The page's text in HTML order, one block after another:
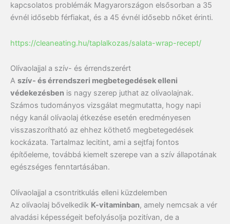
kapcsolatos problémák Magyarországon elsősorban a 35
évnél idősebb férfiakat, és a 45 évnél idősebb nőket érinti.
https://cleaneating.hu/taplalkozas/salata-wrap-recept/
Olívaolajjal a szív- és érrendszerért
A szív- és érrendszeri megbetegedések elleni
védekezésben is nagy szerep juthat az olívaolajnak.
Számos tudományos vizsgálat megmutatta, hogy napi
négy kanál olívaolaj étkezése esetén eredményesen
visszaszorítható az ehhez köthető megbetegedések
kockázata. Tartalmaz lecitint, ami a sejtfaj fontos
építőeleme, továbbá kiemelt szerepe van a szív állapotának
egészséges fenntartásában.
Olívaolajjal a csontritkulás elleni küzdelemben
Az olívaolaj bővelkedik K-vitaminban, amely nemcsak a vér
alvadási képességeit befolyásolja pozitívan, de a